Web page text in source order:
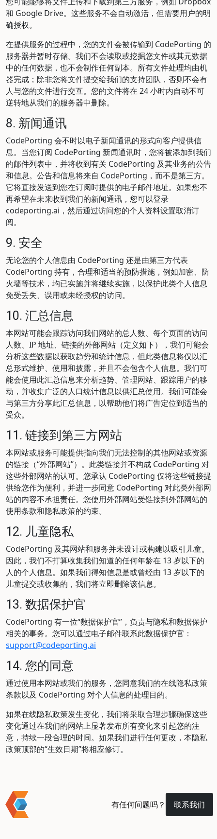
和 Google Drive。这些服务不会自动激活，但需要用户的明
确授权。
在提供服务的过程中，您的文件会被传输到 CodePorting 的
服务器并暂时存储。我们不会读取或挖掘您文件或其元数据
中的任何数据，也不会制作任何副本。所有文件处理均由机
器完成；除非您将文件提交给我们的支持团队，否则不会有
人与您的文件进行交互。您的文件将在 24 小时内自动不可
逆转地从我们的服务器中删除。
8. 新闻通讯
CodePorting 会不时以电子新闻通讯的形式向客户提供信
息。当您订阅 CodePorting 新闻通讯时，您将被添加到我们
的邮件列表中，并将收到有关 CodePorting 及其业务的公告
和信息。公告和信息将来自 CodePorting，而不是第三方。
它将直接发送到您在订阅时提供的电子邮件地址。如果您不
再希望在未来收到我们的新闻通讯，您可以登录
codeporting.ai，然后通过访问您的个人资料设置取消订
阅。
9. 安全
无论您的个人信息由 CodePorting 还是由第三方代表
CodePorting 持有，合理和适当的预防措施，例如加密、防
火墙等技术，均已实施并将继续实施，以保护此类个人信息
免受丢失、误用或未经授权的访问。
10. 汇总信息
本网站可能会跟踪访问我们网站的总人数、每个页面的访问
人数、IP 地址、链接的外部网站（定义如下），我们可能会
分析这些数据以获取趋势和统计信息，但此类信息将仅以汇
总形式维护、使用和披露，并且不会包含个人信息。我们可
能会使用此汇总信息来分析趋势、管理网站、跟踪用户的移
动，并收集广泛的人口统计信息以供汇总使用。我们可能会
与第三方分享此汇总信息，以帮助他们将广告定位到适当的
受众。
11. 链接到第三方网站
本网站或服务可能提供指向我们无法控制的其他网站或资源
的链接（“外部网站”）。此类链接并不构成 CodePorting 对
这些外部网站的认可。您承认 CodePorting 仅将这些链接提
供给您作为便利，并进一步同意 CodePorting 对此类外部网
站的内容不承担责任。您使用外部网站受链接到外部网站的
使用条款和隐私政策的约束。
12. 儿童隐私
CodePorting 及其网站和服务并未设计或构建以吸引儿童。
因此，我们不打算收集我们知道的任何年龄在 13 岁以下的
人的个人信息。如果我们得知信息是或曾经由 13 岁以下的
儿童提交或收集的，我们将立即删除该信息。
13. 数据保护官
CodePorting 有一位“数据保护官”，负责与隐私和数据保护
相关的事务。您可以通过电子邮件联系此数据保护官：
support@codeporting.ai
14. 您的同意
通过使用本网站或我们的服务，您同意我们的在线隐私政策
条款以及 CodePorting 对个人信息的处理目的。
如果在线隐私政策发生变化，我们将采取合理步骤确保这些
变化通过在我们的网站上显著发布所有变化来引起您的注
意，持续一段合理的时间。如果我们进行任何更改，本隐私
政策顶部的“生效日期”将相应修订。
有任何问题吗？ 联系我们